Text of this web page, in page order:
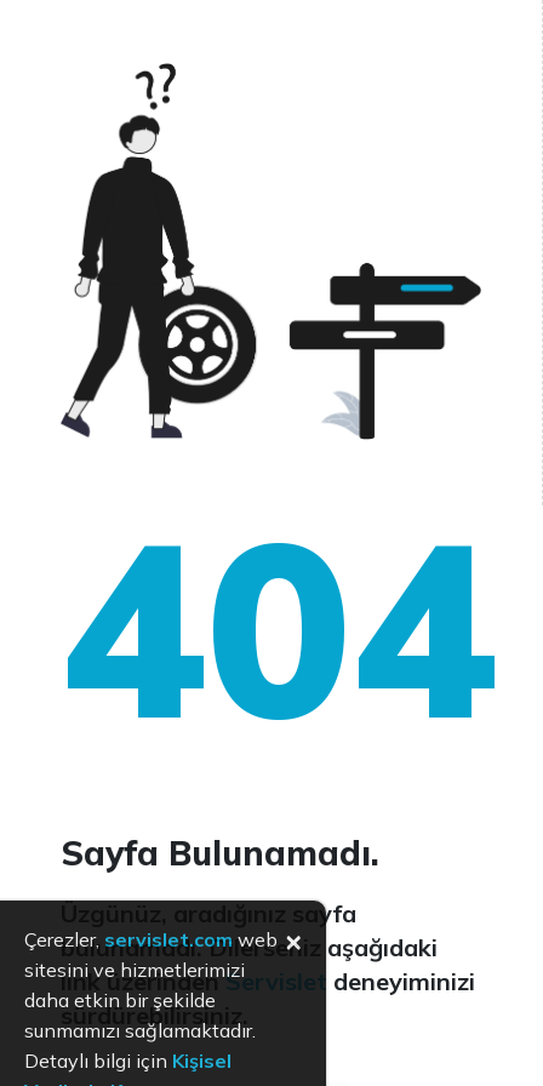
404
Sayfa Bulunamadı.
Üzgünüz, aradığınız sayfa
bulunamadı. Dilerseniz aşağıdaki
link üzerindenServislet deneyiminizi
sürdürebilirsiniz.
Çerezler, servislet.com web
sitesini ve hizmetlerimizi
daha etkin bir şekilde
sunmamızı sağlamaktadır.
Detaylı bilgi için Kişisel
×